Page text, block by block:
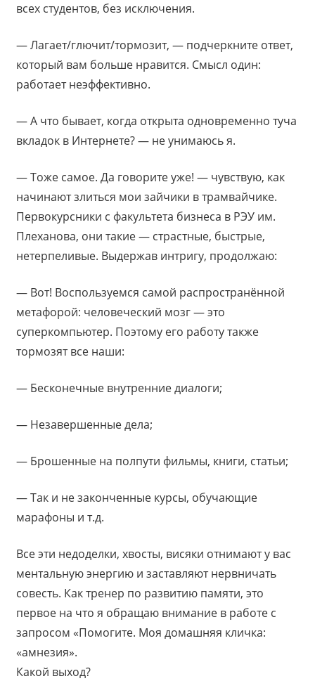
всех студентов, без исключения.
— Лагает/глючит/тормозит, — подчеркните ответ,
который вам больше нравится. Смысл один:
работает неэффективно.
— А что бывает, когда открыта одновременно туча
вкладок в Интернете? — не унимаюсь я.
— Тоже самое. Да говорите уже! — чувствую, как
начинают злиться мои зайчики в трамвайчике.
Первокурсники с факультета бизнеса в РЭУ им.
Плеханова, они такие — страстные, быстрые,
нетерпеливые. Выдержав интригу, продолжаю:
— Вот! Воспользуемся самой распространённой
метафорой: человеческий мозг — это
суперкомпьютер. Поэтому его работу также
тормозят все наши:
— Бесконечные внутренние диалоги;
— Незавершенные дела;
— Брошенные на полпути фильмы, книги, статьи;
— Так и не законченные курсы, обучающие
марафоны и т.д.
Все эти недоделки, хвосты, висяки отнимают у вас
ментальную энергию и заставляют нервничать
совесть. Как тренер по развитию памяти, это
первое на что я обращаю внимание в работе с
запросом «Помогите. Моя домашняя кличка:
«амнезия».
Какой выход?